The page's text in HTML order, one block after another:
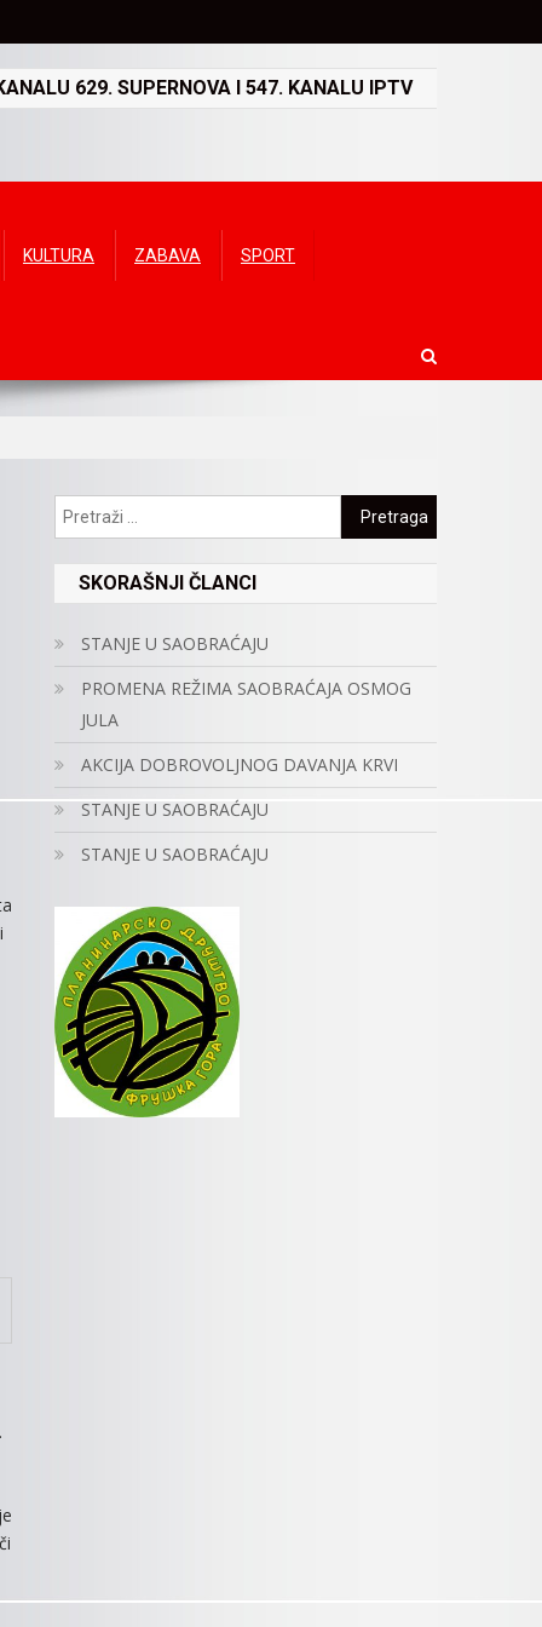
629. SUPERNOVA I 547. KANALU IPTV
KULTURA ZABAVA SPORT
Pretraga:
SKORAŠNJI ČLANCI
STANJE U SAOBRAĆAJU
PROMENA REŽIMA SAOBRAĆAJA OSMOG
JULA
AKCIJA DOBROVOLJNOG DAVANJA KRVI
STANJE U SAOBRAĆAJU
STANJE U SAOBRAĆAJU